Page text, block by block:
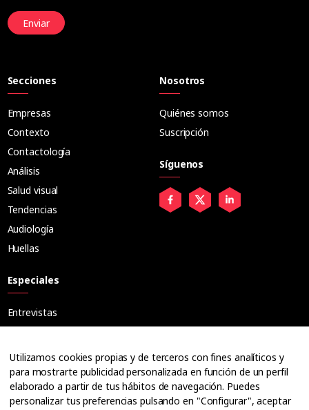
Enviar
Secciones
Empresas
Contexto
Contactología
Análisis
Salud visual
Tendencias
Audiología
Huellas
Especiales
Entrevistas
Ópticos
Cuadernos
Guías
Nosotros
Quiénes somos
Suscripción
Síguenos
Utilizamos cookies propias y de terceros con fines analíticos y
para mostrarte publicidad personalizada en función de un perfil
elaborado a partir de tus hábitos de navegación. Puedes
personalizar tus preferencias pulsando en "Configurar", aceptar